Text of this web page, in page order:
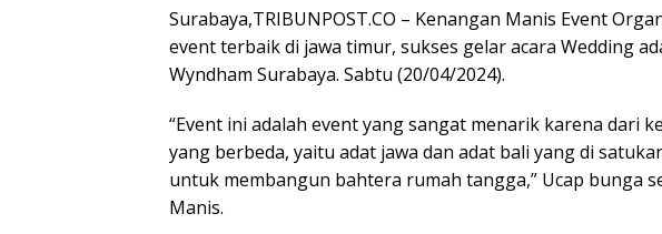
Surabaya,TRIBUNPOST.CO – Kenangan Manis Event
event terbaik di jawa timur, sukses gelar acara Wedding
Wyndham Surabaya. Sabtu (20/04/2024).
“Event ini adalah event yang sangat menarik karena dari
yang berbeda, yaitu adat jawa dan adat bali yang di
untuk membangun bahtera rumah tangga,” Ucap bunga
Manis.